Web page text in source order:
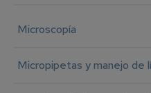
Microscopía
Micropipetas y manejo de